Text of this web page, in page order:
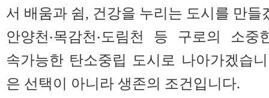
서 배움과 쉼, 건강을 누리는 도시를 만들
안양천‧목감천‧도림천 등 구로의 소중
속가능한 탄소중립 도시로 나아가겠습
은 선택이 아니라 생존의 조건입니다.